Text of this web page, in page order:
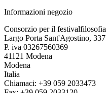
Informazioni negozio
Consorzio per il festivalfilosofia
Largo Porta Sant'Agostino, 337
P. iva 03267560369
41121 Modena
Modena
Italia
Chiamaci: +39 059 2033473